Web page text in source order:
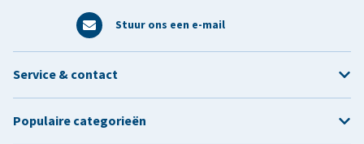
Stuur ons een e-mail
Service & contact
Populaire categorieën